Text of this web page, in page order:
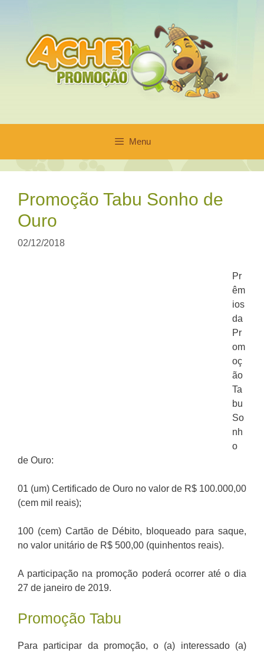
conteúdo
Menu
Promoção Tabu Sonho de
Ouro
02/12/2018
Pr
êm
ios
da
Pr
om
oç
ão
Ta
bu
So
nh
o
de Ouro:
01 (um) Certificado de Ouro no valor de R$ 100.000,00
(cem mil reais);
100 (cem) Cartão de Débito, bloqueado para saque,
no valor unitário de R$ 500,00 (quinhentos reais).
A participação na promoção poderá ocorrer até o dia
27 de janeiro de 2019.
Promoção Tabu
Para participar da promoção, o (a) interessado (a)